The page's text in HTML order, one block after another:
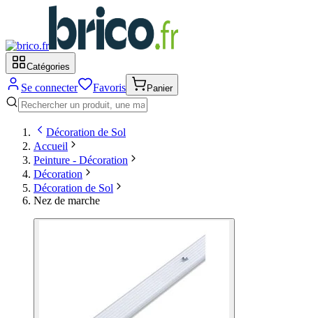
Catégories
Se connecter Favoris Panier
Décoration de Sol
Accueil
Peinture - Décoration
Décoration
Décoration de Sol
Nez de marche